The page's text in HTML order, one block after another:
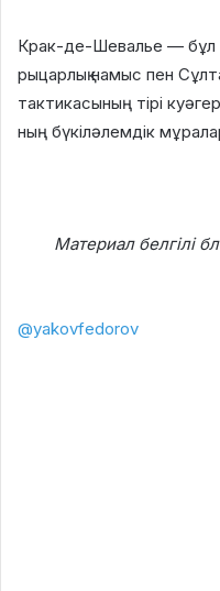
Крак-де-Шевалье — бұл
рыцарлық намыс пен
тактикасының тірі
ның бүкіләлемдік
Материал белгілі
@yakovfedorov